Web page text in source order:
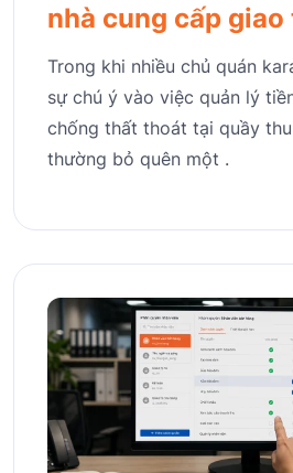
nhà cung cấp
Trong khi nhiều chủ quán
sự chú ý vào việc quản lý
chống thất thoát tại quầy
thường bỏ quên một .